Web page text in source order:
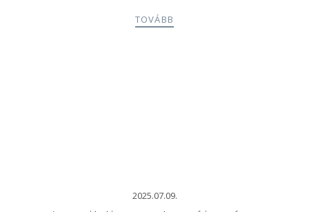
TOVÁBB
2025.07.09.